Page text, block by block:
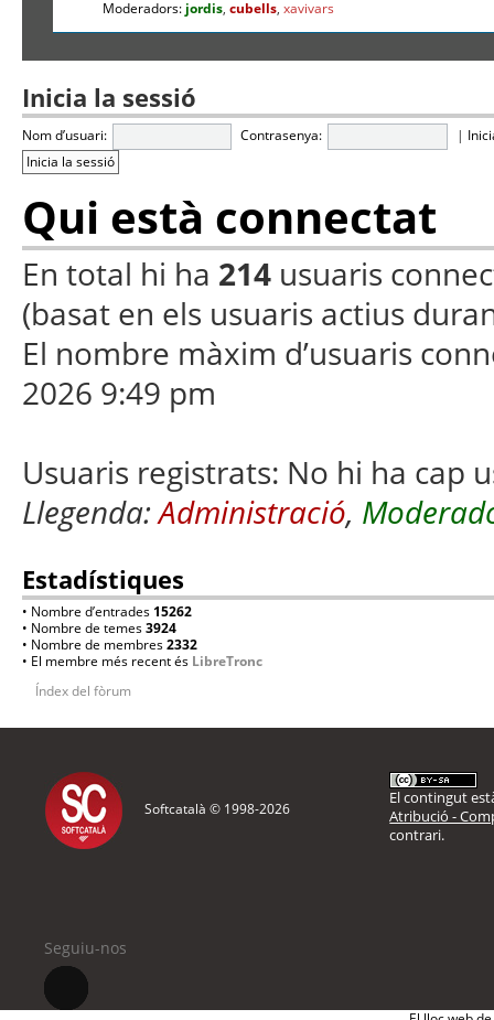
Moderadors: jordis,cubells,xavivars
Inicia la sessió
Nom d’usuari: Contrasenya: |
Qui està connectat
En total hi ha 214 usuaris
(basat en els usuaris actius
El nombre màxim d’usuaris
2026 9:49 pm
Usuaris registrats: No hi ha cap
Llegenda:Administració,
Estadístiques
• Nombre d’entrades 15262
• Nombre de temes3924
• Nombre de membres2332
• El membre més recent és LibreTronc
Índex del fòrum
Softcatalà © 1998-2026
El contingut
Atribució -
contrari.
Seguiu-nos